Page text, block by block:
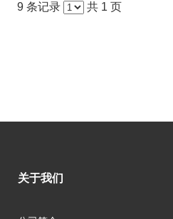
9 条记录 共 1 页
关于我们